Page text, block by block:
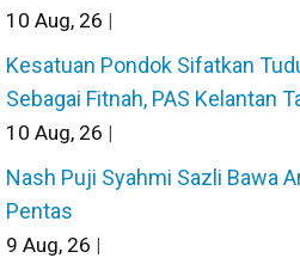
10 Aug, 26 |
Kesatuan Pondok Sifatkan
Sebagai Fitnah, PAS Kelantan
10 Aug, 26 |
Nash Puji Syahmi Sazli Bawa
Pentas
9 Aug, 26 |